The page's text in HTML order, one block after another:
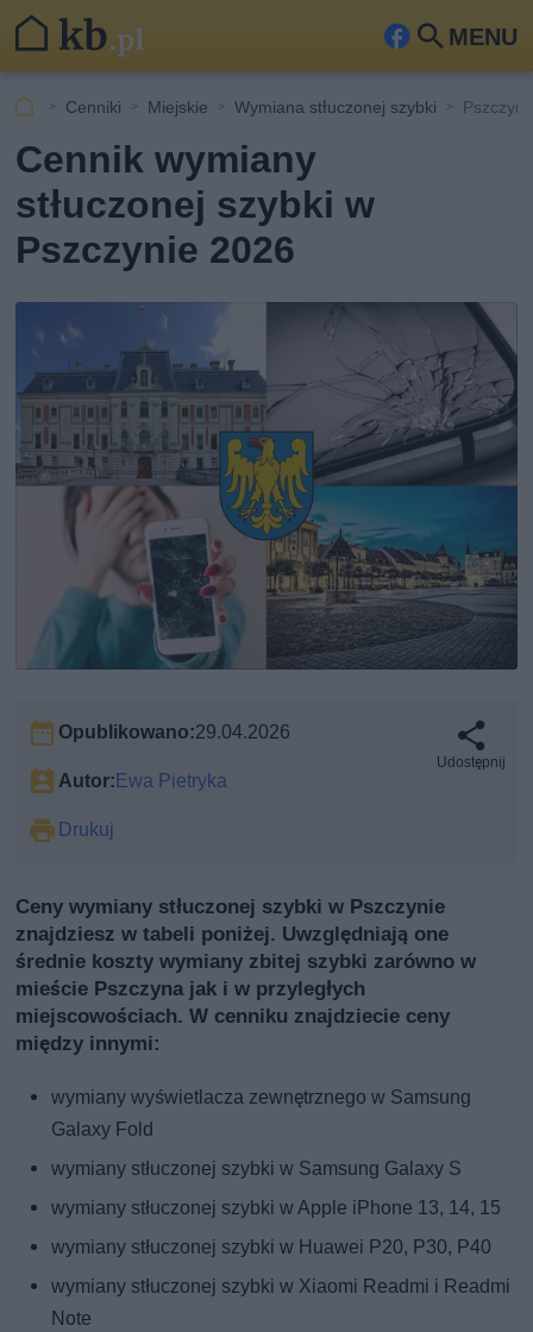
MENU
Fa
ook
Szu
kaj
Cenniki Miejskie Wymiana stłuczonej szybki
Cennik wymiany
stłuczonej szybki w
Pszczynie 2026
Opublikowano:29.04.2026
Autor: Ewa Pietryka
Drukuj
Udostępnij
Ceny wymiany stłuczonej szybki w Pszczynie
znajdziesz w tabeli poniżej. Uwzględniają one
średnie koszty wymiany zbitej szybki zarówno w
mieście Pszczyna jak i w przyległych
miejscowościach. W cenniku znajdziecie ceny
między innymi:
wymiany wyświetlacza zewnętrznego w Samsung
Galaxy Fold
wymiany stłuczonej szybki w Samsung Galaxy S
wymiany stłuczonej szybki w Apple iPhone 13, 14, 15
wymiany stłuczonej szybki w Huawei P20, P30, P40
wymiany stłuczonej szybki w Xiaomi Readmi i Readmi
Note